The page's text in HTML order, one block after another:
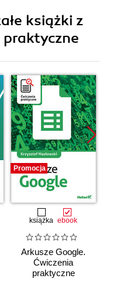
książki z
praktyczne
Promocja
książka ebook
Arkusze Google.
Ćwiczenia
praktyczne